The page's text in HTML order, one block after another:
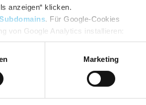
anzeigen“ klicken.
. Für Google-Cookies
von Google Analytics installieren:
Einwilligung ändern:
Marketing
Aktion